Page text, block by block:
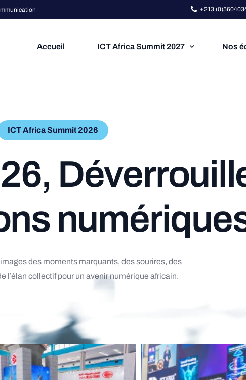
+213
Accueil ICT Africa Summit 2027
Réservez votre stand
Nos
ICT Africa Summit 2026
26, Déverroui
ns numérique
images des moments marquants, des sourires, des
l’élan collectif pour un avenirnumérique africain.